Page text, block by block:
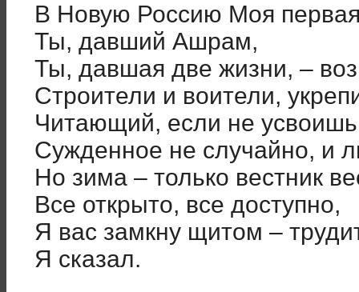
В Новую Россию Моя
Ты, давший Ашрам,
Ты, давшая две жизни, –
Строители и воители,
Читающий, если не
Сужденное не случайно, и
Но зима – только вестник
Все открыто, все доступно,
Я вас замкну щитом –
Я сказал.